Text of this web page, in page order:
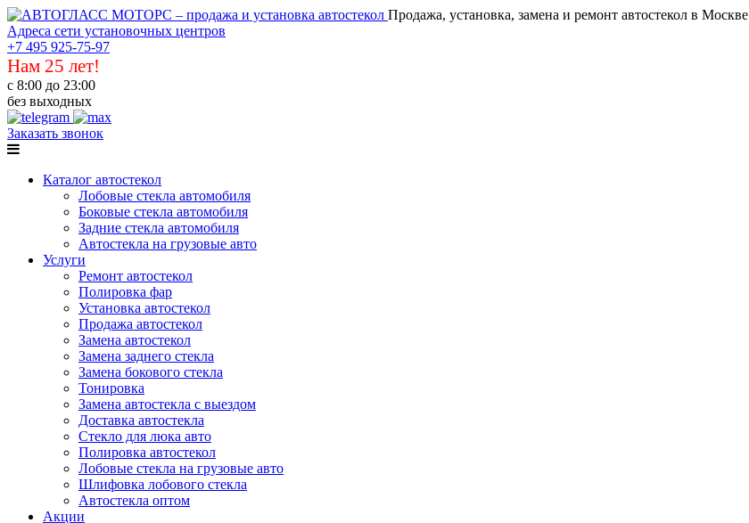
Продажа, установка, замена и ремонт автостекол в Москве
Адреса сети установочных центров
+7 495 925-75-97
Нам 25 лет!
с 8:00 до 23:00
без выходных
Заказать звонок
Каталог автостекол
Лобовые стекла автомобиля
Боковые стекла автомобиля
Задние стекла автомобиля
Автостекла на грузовые авто
Услуги
Ремонт автостекол
Полировка фар
Установка автостекол
Продажа автостекол
Замена автостекол
Замена заднего стекла
Замена бокового стекла
Тонировка
Замена автостекла с выездом
Доставка автостекла
Стекло для люка авто
Полировка автостекол
Лобовые стекла на грузовые авто
Шлифовка лобового стекла
Автостекла оптом
Акции